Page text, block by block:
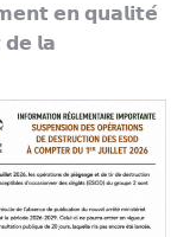
𝗲𝗻 𝗾𝘂𝗮𝗹𝗶𝘁𝗲́
𝗹𝗮